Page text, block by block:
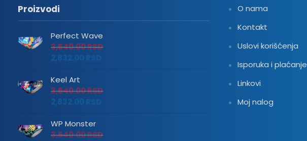
Proizvodi
Perfect Wave
3,540.00RSD
2,832.00
Keel Art
3,540.00RSD
2,832.00
WP Monster
3,540.00RSD
O nama
Kontakt
Uslovi korišćenja
Isporuka i plaćanje
Linkovi
Moj nalog